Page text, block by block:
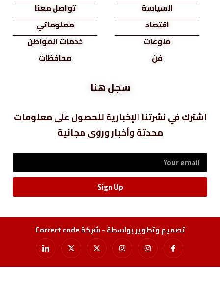
السياسة
اقتصاد
منوعات
فن
تواصل معنا
معلوماتي
خدمات المواطن
محافظات
سجل هنا
اشترك في نشرتنا الإخبارية للحصول على معلومات
محدثة وأخبار ورؤى مجانية
Sign Up
تصميم وتطوير بواسطة - شركة Correct code